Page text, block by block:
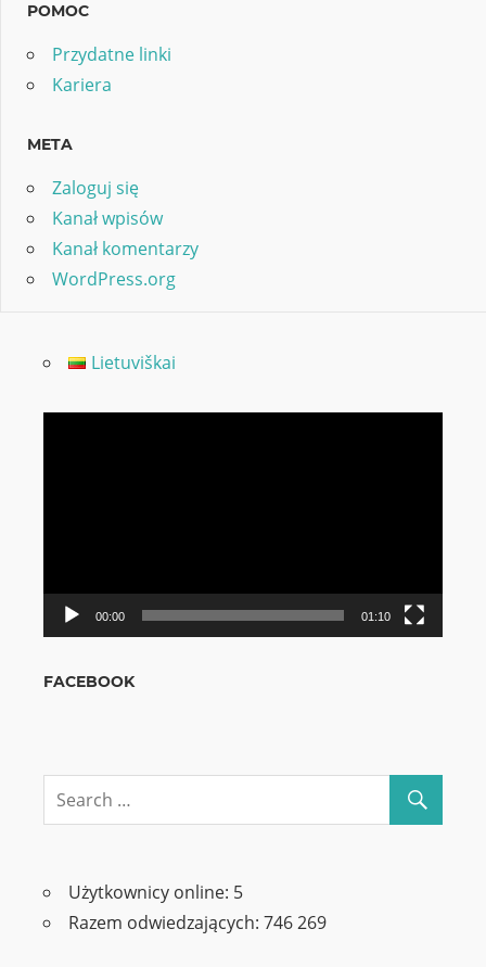
POMOC
Przydatne linki
Kariera
META
Zaloguj się
Kanał wpisów
Kanał komentarzy
WordPress.org
Lietuviškai
00:00 01:10
FACEBOOK
Użytkownicy online: 5
Razem odwiedzających: 746 269